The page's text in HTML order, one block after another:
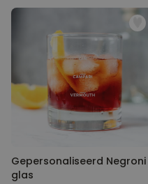
Gepersonaliseerd Negroni
glas